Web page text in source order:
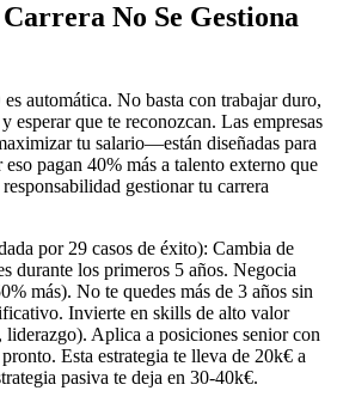
No Se Gestiona
automática. No basta con trabajar duro,
esperar que te reconozcan. Las empresas
tu salario—están diseñadas para
pagan 40% más a talento externo que
gestionar tu carrera
por 29 casos de éxito): Cambia de
durante los primeros 5 años. Negocia
más). No te quedes más de 3 años sin
Invierte en skills de alto valor
Aplica a posiciones senior con
Esta estrategia te lleva de 20k€ a
pasiva te deja en 30-40k€.